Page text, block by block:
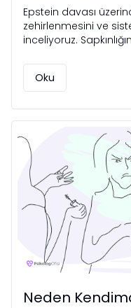
Epstein davası
zehirlenmesini ve
inceliyoruz.
Oku
Neden